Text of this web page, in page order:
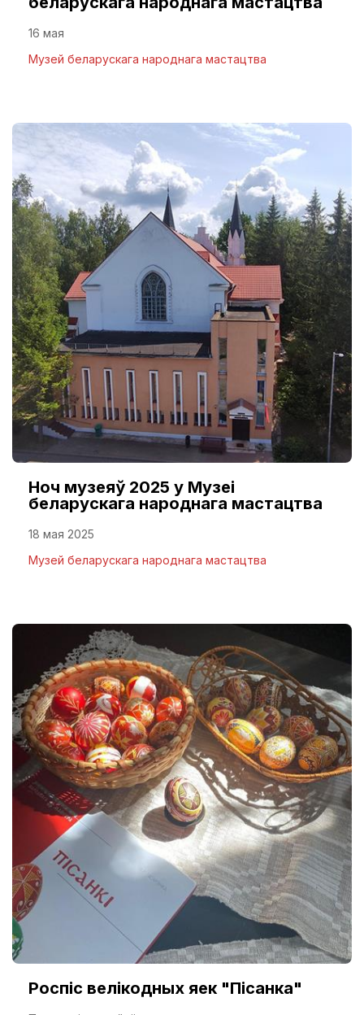
16 мая
Музей беларускага народнага мастацтва
Ноч музеяў 2025 у Музеі
беларускага народнага мастацтва
18 мая 2025
Музей беларускага народнага мастацтва
Роспіс велікодных яек "Пісанка"